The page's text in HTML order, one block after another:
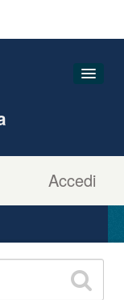
Accedi